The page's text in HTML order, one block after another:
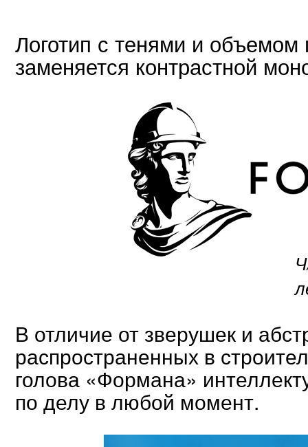
Логотип с тенями и объемом
заменяется контрастной
В отличие от зверушек и
распространенных в
голова «Формана»
по делу в любой момент.